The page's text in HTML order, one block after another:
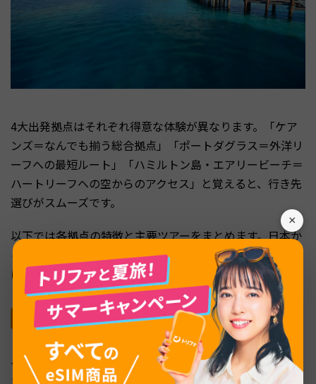
×
4大出発拠点はそれぞれ得意な体験が異なります。「ケア
ンズ＝なんでも揃う総合拠点」「ポートダグラス＝外洋リ
ーフへの最短ルート」「ハミルトン島・エアリービーチ＝
ハートリーフへの空からのアクセス」と覚えると、行き先
選びがスムーズです。
以下では各拠点の特徴と主要ツアーをまとめます。日本か
らの移動時間や運航する代表的な運航会社の情報をもと
に、自分の旅程に合う拠点を選んでみてください。
ケアンズ発ツアーの特徴｜離島・ポンツーン・アウ
ターリーフを網羅
ケアンズは日本からの直行便があり、グレートバリアリー